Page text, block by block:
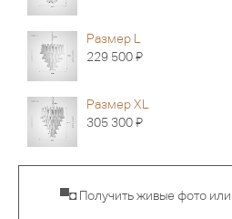
Размер L
229 500Я
Размер XL
305 300Я
▀◘ Получить живые фото